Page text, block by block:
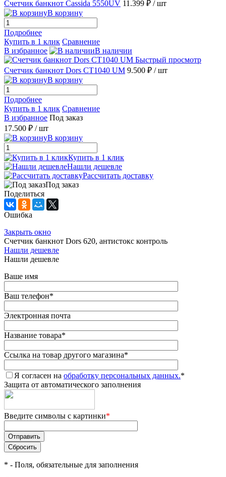
Счетчик банкнот Cassida 5550UV 11.399 ₽ / шт
В корзину
Подробнее
Купить в 1 клик Сравнение
В избранное
В наличии
Быстрый просмотр
Счетчик банкнот Dors CT1040 UM 9.500 ₽ / шт
В корзину
Подробнее
Купить в 1 клик Сравнение
В избранное Под заказ
17.500 ₽ / шт
В корзину
Купить в 1 клик
Нашли дешевле
Рассчитать доставку
Под заказ
Поделиться
Ошибка
Закрыть окно
Счетчик банкнот Dors 620, антистокс контроль
Нашли дешевле
Нашли дешевле
Ваше имя
Ваш телефон*
Электронная почта
Название товара*
Ссылка на товар другого магазина*
Я согласен на обработку персональных данных.*
Защита от автоматического заполнения
Введите символы с картинки*
* - Поля, обязательные для заполнения